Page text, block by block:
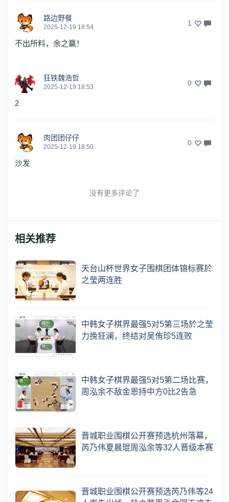
路边野餐
2025-12-19 18:54 1
不出所料，余之赢！
狂铁魏浩哲
2025-12-19 18:53 0
2
肉团团仔仔
2025-12-19 18:50 0
沙发
没有更多评论了
相关推荐
天台山杯世界女子围棋团体锦标赛於
之莹两连胜
中韩女子棋界最强5对5第三场於之莹
力挽狂澜，终结对吴侑珍5连败
中韩女子棋界最强5对5第二场比赛，
周泓余不敌金恩持中方0比2告急
晋城职业围棋公开赛预选杭州落幕，
芮乃伟夏晨琨周泓余等32人晋级本赛
晋城职业围棋公开赛预选芮乃伟等24